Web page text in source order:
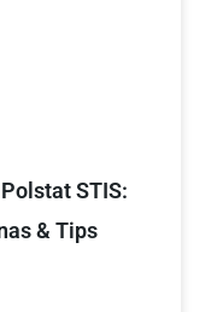
STIS:
& Tips